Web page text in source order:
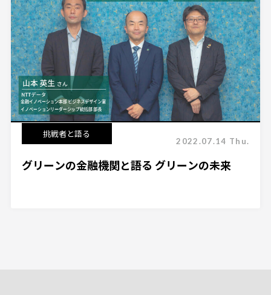
挑戦者と語る
2022.07.14 Thu.
グリーンの金融機関と語る グリーンの未来